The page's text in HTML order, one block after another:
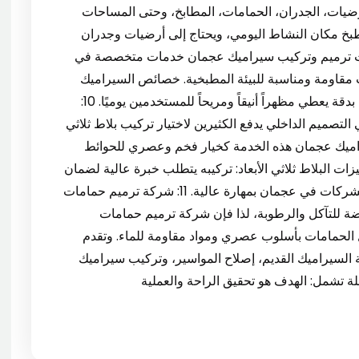
الجدران، الحمامات، المطابخ، وحتى المساحات
مكان النشاط اليومي، ويحتاج إلى أرضيات وجدران
ترميم وتركيب سيراميك عجمان خدمات متخصصة في
ومناسبة للبيئة المطبخية. خصائص السيراميك
المناسب للمطابخ: اختيار السيراميك الصحيح وتركيبه بدقة يعطي مظهراً أنيقاً ومريحاً للمستخدمين يوميًا. 10:
الداخلي يدفع الكثيرين لاختيار تركيب بلاط ثلاثي
عجمان هذه الخدمة كخيار فخم وعصري للحوائط
البلاط ثلاثي الأبعاد: تركيبه يتطلب خبرة عالية لضمان
محاذاة دقيقة ونقوش متجانسة، وهو ما توفره هذه الشركات في عجمان بمهارة عالية. 11: شركة ترميم حمامات
للتآكل والرطوبة، لذا فإن شركة ترميم حمامات
بأسلوب عصري ومواد مقاومة للماء. وتقدم
القديم، إصلاح المواسير، وتركيب سيراميك
تشمل: الهدف هو تحقيق الراحة والعملية